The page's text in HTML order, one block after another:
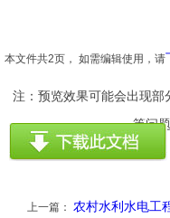
本文件共2页， 如需编辑使用，请
注：预览效果可能会出现部
等问
上一篇： 农村水利水电工